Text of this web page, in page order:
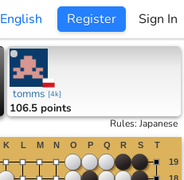
English Register Sign In
tomms [4k]
106.5 points
Rules:Japanese